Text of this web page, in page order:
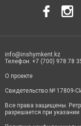
info@inshymkent.kz
Телефон: +7 (700) 978 78
О проекте
Свидетельство № 17809-
Все права защищены.
разрешается при